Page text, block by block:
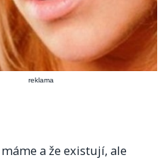
reklama
a že existují, ale